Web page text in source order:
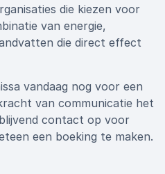
die kiezen voor
van energie,
die direct effect
vandaag nog voor een
van communicatie het
contact op voor
een boeking te maken.